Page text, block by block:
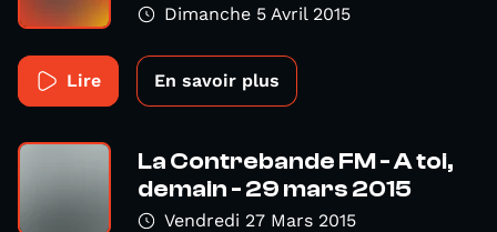
Dimanche 5 Avril 2015
Lire En savoir plus
La Contrebande FM - A toi,
demain - 29 mars 2015
Vendredi 27 Mars 2015